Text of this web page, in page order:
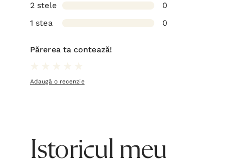
2 stele
0
1 stea
0
Părerea ta contează!
Adaugă o recenzie
Istoricul meu